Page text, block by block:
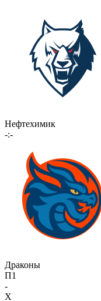
Нефтехимик
-:-
Драконы
П1
-
X